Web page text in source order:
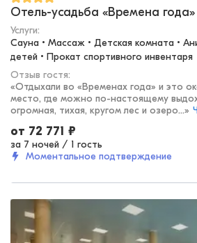
Отель-усадьба «Времена года»
Услуги:
Сауна • Массаж • Детская комната •
детей • Прокат спортивного инвентаря
Отзыв гостя:
«Отдыхали во «Временах года» и это
место, где можно по-настоящему
огромная, тихая, кругом лес и озеро...»
от 72 771 ₽
за 7 ночей / 1 гость
Моментальное подтверждение